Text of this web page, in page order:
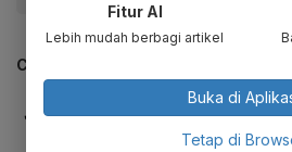
CEK JUGA DATA INI
Fitur AI
Lebih mudah berbagi artikel
Buka di
Tetap di